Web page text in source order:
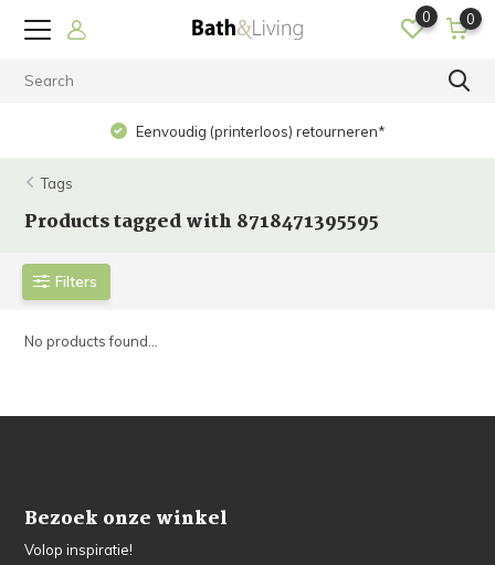
0 0
Eenvoudig (printerloos) retourneren*
Tags
Products tagged with 8718471395595
Filters
No products found...
Bezoek onze winkel
Volop inspiratie!